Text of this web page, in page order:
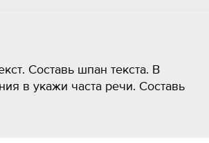
Составь шпан текста. В
в укажи часта речи. Составь